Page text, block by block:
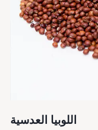
اللوبيا العدسية